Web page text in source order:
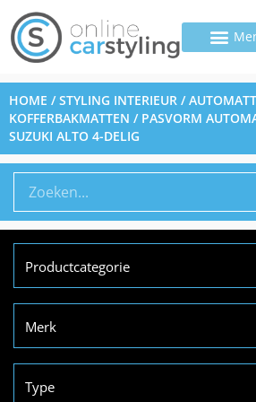
HOME /STYLING INTERIEUR /
KOFFERBAKMATTEN / PASVORM
SUZUKI ALTO 4-DELIG
Productcategorie
Merk
Type